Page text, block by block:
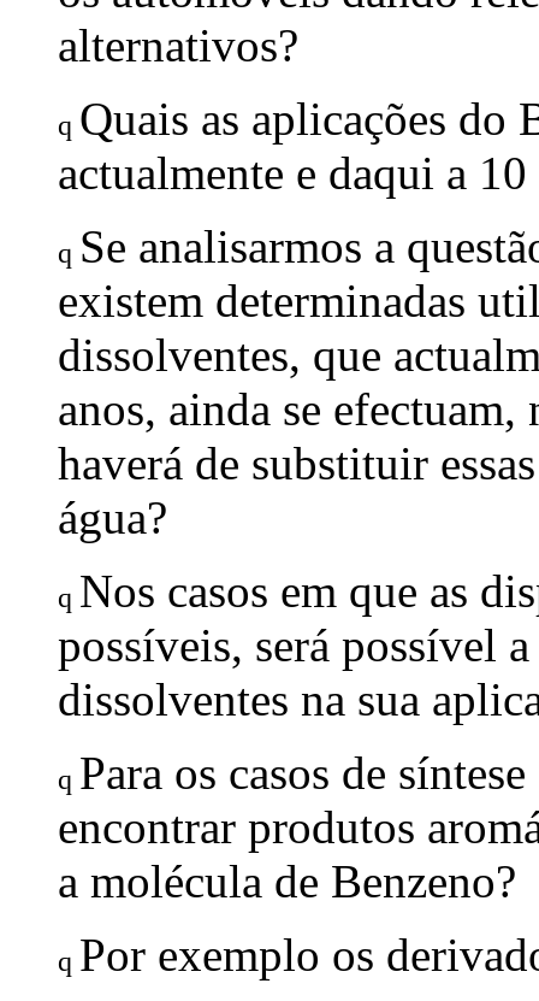
alternativos?
q Quais as aplicações do
actualmente e daqui a 10
q Se analisarmos a
existem determinadas
dissolventes, que
anos, ainda se
haverá de substituir
água?
q Nos casos em que as
possíveis, será possível
dissolventes na sua
q Para os casos de
encontrar produtos
a molécula de Benzeno?
q Por exemplo os